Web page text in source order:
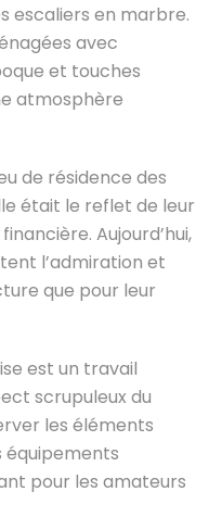
escaliers en marbre.
avec
et touches
atmosphère
de résidence des
était le reflet de leur
Aujourd’hui,
l’admiration et
que pour leur
est un travail
scrupuleux du
les éléments
équipements
pour les amateurs